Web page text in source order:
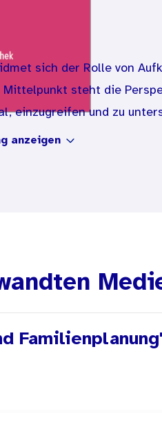
sich der Rolle von
steht die
einzugreifen und zu
Ansatzes.
anzeigen